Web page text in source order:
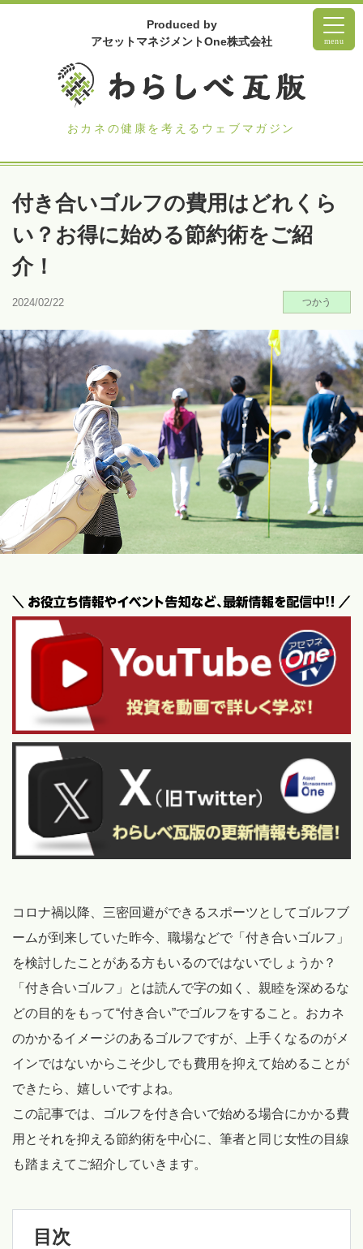
Produced by
アセットマネジメントOne株式会社
おカネの健康を考えるウェブマガジン
menu
付き合いゴルフの費用はどれくら
い？お得に始める節約術をご紹
介！
2024/02/22 つかう
コロナ禍以降、三密回避ができるスポーツとしてゴルフブ
ームが到来していた昨今、職場などで「付き合いゴルフ」
を検討したことがある方もいるのではないでしょうか？
「付き合いゴルフ」とは読んで字の如く、親睦を深めるな
どの目的をもって“付き合い”でゴルフをすること。おカネ
のかかるイメージのあるゴルフですが、上手くなるのがメ
インではないからこそ少しでも費用を抑えて始めることが
できたら、嬉しいですよね。
この記事では、ゴルフを付き合いで始める場合にかかる費
用とそれを抑える節約術を中心に、筆者と同じ女性の目線
も踏まえてご紹介していきます。
目次